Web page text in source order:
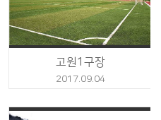
고원1구장
2017.09.04